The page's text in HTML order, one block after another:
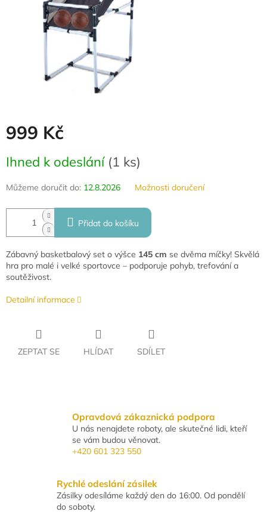
999 Kč
cena:
Ihned k odeslání (1 ks)
Můžeme doručit do: 12.8.2026 Možnosti doručení
Přidat do košíku
Zábavný basketbalový set o výšce 145 cm se dvěma míčky! Skvělá
hra pro malé i velké sportovce – podporuje pohyb, trefování a
soutěživost.
Detailní informace
ZEPTAT SE HLÍDAT SDÍLET
Opravdová zákaznická podpora
U nás nenajdete roboty, ale skutečné lidi, kteří
se vám budou věnovat.
+420 601 323 550
Rychlé odeslání zásilek
Zásilky odesíláme každý den do 16:00. Od pondělí
do soboty.